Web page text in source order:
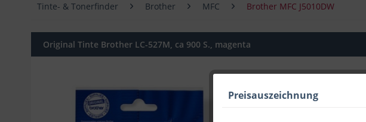
Tinte- & Tonerfinder Brother MFC Brother MFC J5010DW
Original Tinte Brother LC-527M, ca 900 S., magenta
Preisauszeichnung